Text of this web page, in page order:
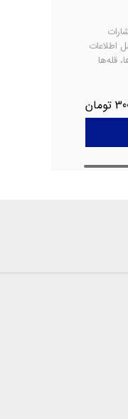
اطلاعات